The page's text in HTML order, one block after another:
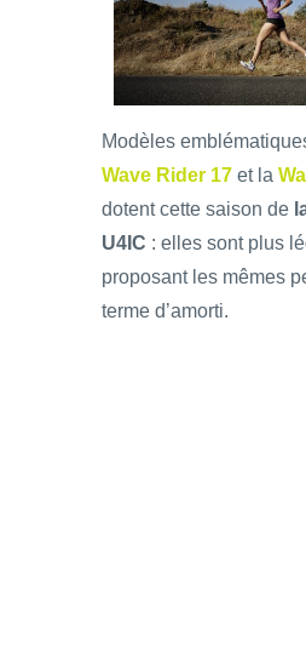
Modèles
Wave Rider 17 et la
dotent cette saison de
U4IC : elles sont plus
proposant les mêmes
terme d’amorti.